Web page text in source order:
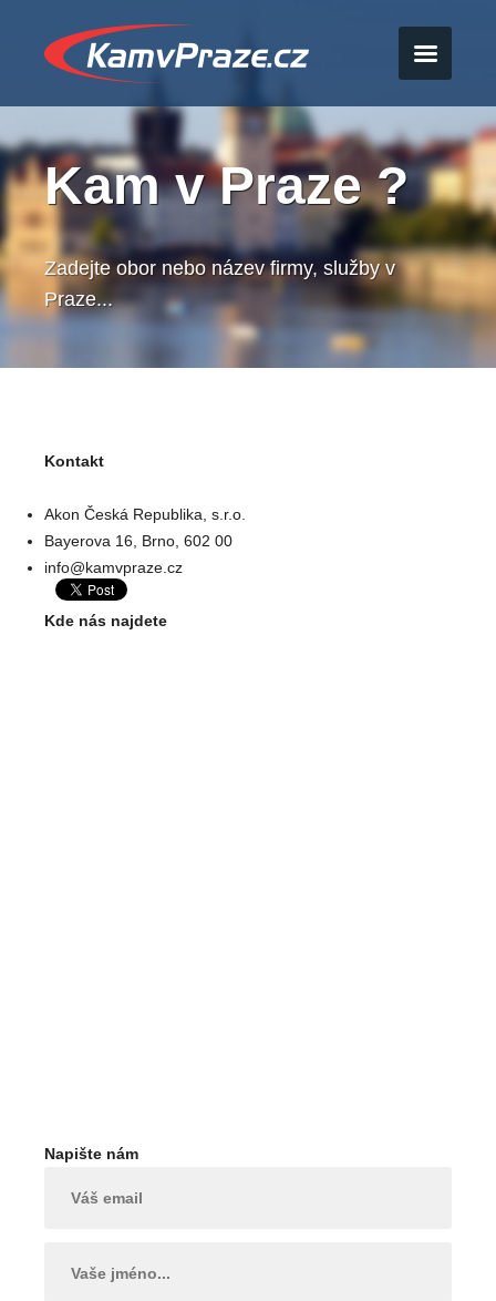
Kam v Praze ?
Zadejte obor nebo název firmy, služby v
Praze...
Kontakt
Akon Česká Republika, s.r.o.
Bayerova 16, Brno, 602 00
info@kamvpraze.cz
Kde nás najdete
Napište nám